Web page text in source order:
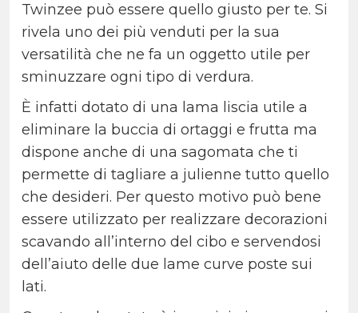
Twinzee può essere quello giusto per te. Si
rivela uno dei più venduti per la sua
versatilità che ne fa un oggetto utile per
sminuzzare ogni tipo di verdura.
È infatti dotato di una lama liscia utile a
eliminare la buccia di ortaggi e frutta ma
dispone anche di una sagomata che ti
permette di tagliare a julienne tutto quello
che desideri. Per questo motivo può bene
essere utilizzato per realizzare decorazioni
scavando all’interno del cibo e servendosi
dell’aiuto delle due lame curve poste sui
lati.